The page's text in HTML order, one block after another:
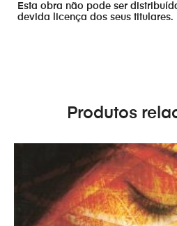
Esta obra não pode ser
devida licença dos seus titulares.
Produtos